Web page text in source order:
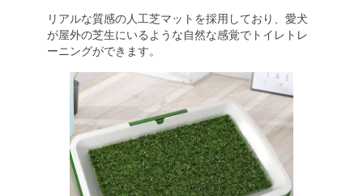
リアルな質感の人工芝マットを採用しており、愛犬
が屋外の芝生にいるような自然な感覚でトイレトレ
ーニングができます。